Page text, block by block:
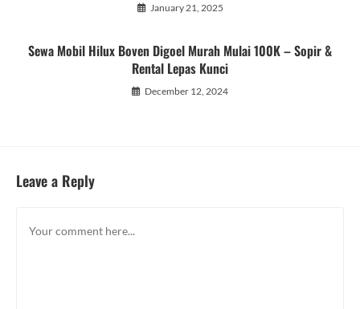
January 21, 2025
Sewa Mobil Hilux Boven Digoel Murah Mulai 100K – Sopir &
Rental Lepas Kunci
December 12, 2024
Leave a Reply